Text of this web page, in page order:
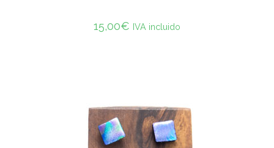
15,00€ IVA incluido